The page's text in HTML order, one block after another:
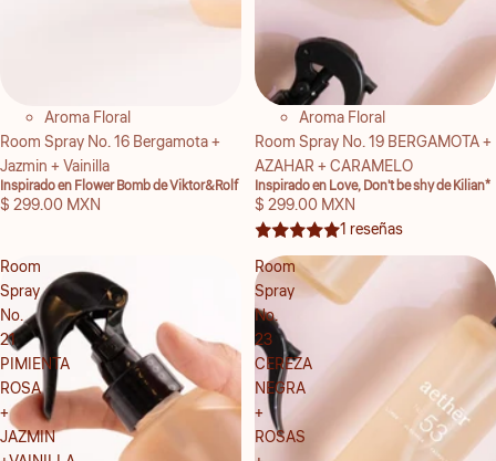
Aroma Floral
Room Spray No. 16 Bergamota +
Jazmin + Vainilla
Inspirado en Flower Bomb de Viktor&Rolf
$ 299.00 MXN
Aroma Floral
Room Spray No. 19 BERGAMOTA +
AZAHAR + CARAMELO
Inspirado en Love, Don't be shy de Kilian*
$ 299.00 MXN
1 reseñas
Room
Spray
No.
21
PIMIENTA
ROSA
+
JAZMIN
Room
Spray
No.
23
CEREZA
NEGRA
+
ROSAS